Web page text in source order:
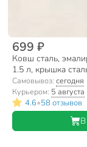
699 ₽
Ковш сталь,
1.5 л, крышка
крышкой,
ассортименте
Самовывоз: сегодня
Курьером: 5 августа
4.6•58 отзывов